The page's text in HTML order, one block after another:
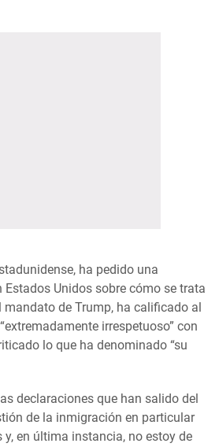
ha pedido una
Estados Unidos sobre cómo se trata
de Trump, ha calificado al
irrespetuoso” con
lo que ha denominado “su
declaraciones que han salido del
de la inmigración en particular
y, en última instancia, no estoy de